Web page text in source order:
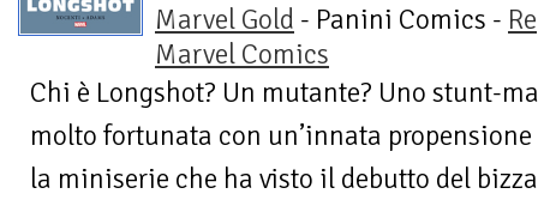
Marvel Gold - Panini Comics -
Marvel Comics
Chi è Longshot? Un mutante? Uno stunt-
molto fortunata con un’innata
la miniserie che ha visto il debutto del